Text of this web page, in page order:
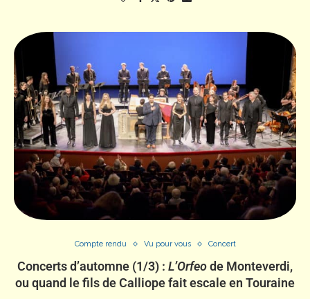
Compte rendu Vu pour vous Concert
Concerts d’automne (1/3) : L’Orfeode Monteverdi,
ou quand le fils de Calliope fait escale en Touraine